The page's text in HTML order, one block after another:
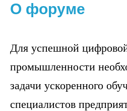
О форуме
Для успешной
промышленности
задачи ускоренного
специалистов